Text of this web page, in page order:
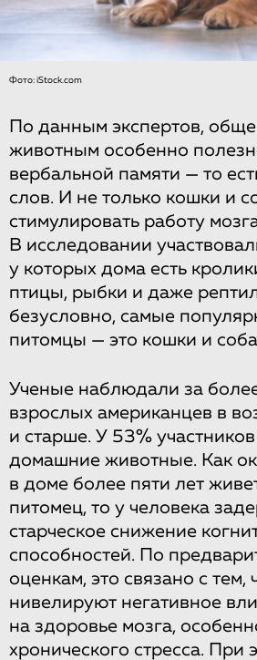
Фото: iStock.com
По данным экспертов,
животным особенно
вербальной памяти — то
слов. И не только кошки и
стимулировать работу
В исследовании
у которых дома есть
птицы, рыбки и даже
безусловно, самые
питомцы — это кошки и
Ученые наблюдали за
взрослых американцев в
и старше. У 53%
домашние животные. Как
в доме более пяти лет
питомец, то у человека
старческое снижение
способностей. По
оценкам, это связано с тем,
нивелируют негативное
на здоровье мозга,
хронического стресса. При